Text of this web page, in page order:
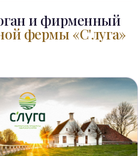
и фирменный
фермы «С'луга»